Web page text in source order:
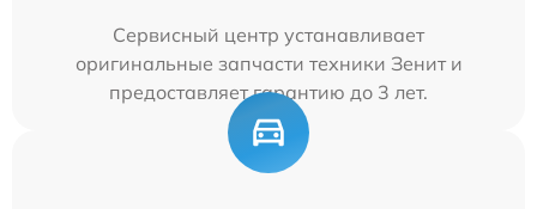
Сервисный центр устанавливает
оригинальные запчасти техники Зенит и
предоставляет гарантию до 3 лет.